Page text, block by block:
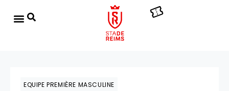
EQUIPE PREMIÈRE MASCULINE